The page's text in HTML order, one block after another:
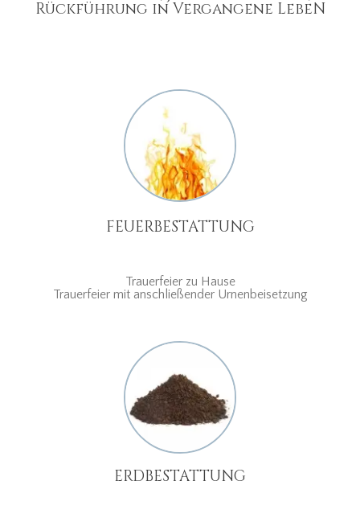
Rückführung in Vergangene LebeN
FEUERBESTATTUNG
Trauerfeier zu Hause
Trauerfeier mit anschließender Urnenbeisetzung
ERDBESTATTUNG